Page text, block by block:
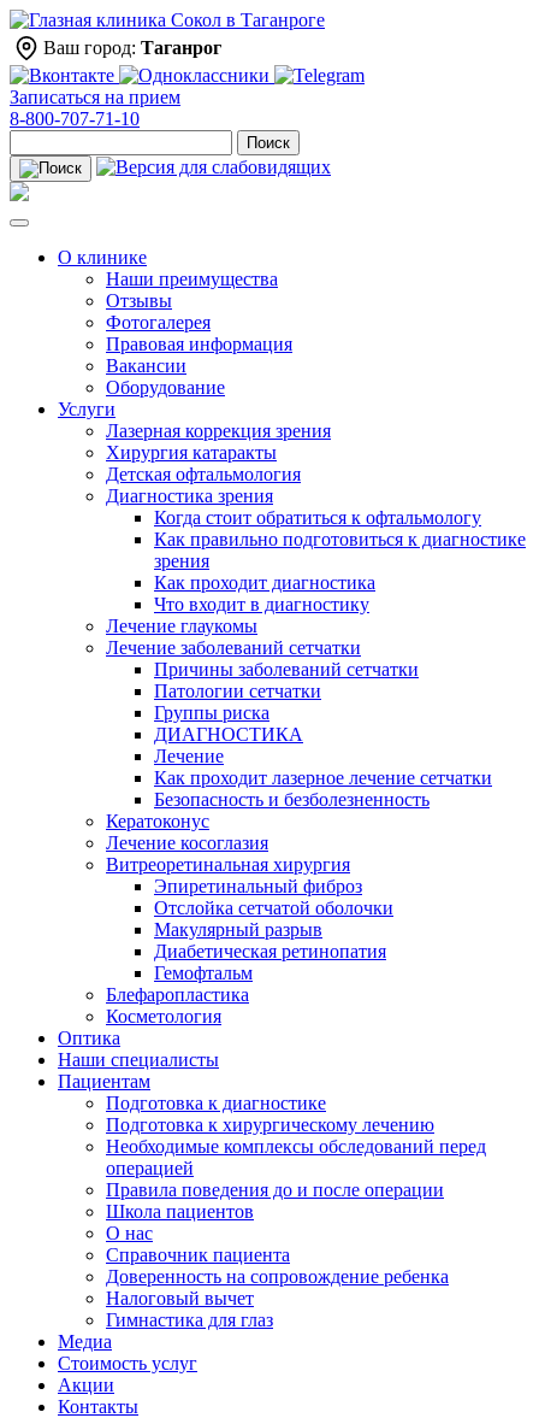
Ваш город: Таганрог
Записаться на прием
8-800-707-71-10
Поиск
О клинике
Наши преимущества
Отзывы
Фотогалерея
Правовая информация
Вакансии
Оборудование
Услуги
Лазерная коррекция зрения
Хирургия катаракты
Детская офтальмология
Диагностика зрения
Когда стоит обратиться к офтальмологу
Как правильно подготовиться к диагностике
зрения
Как проходит диагностика
Что входит в диагностику
Лечение глаукомы
Лечение заболеваний сетчатки
Причины заболеваний сетчатки
Патологии сетчатки
Группы риска
ДИАГНОСТИКА
Лечение
Как проходит лазерное лечение сетчатки
Безопасность и безболезненность
Кератоконус
Лечение косоглазия
Витреоретинальная хирургия
Эпиретинальный фиброз
Отслойка сетчатой оболочки
Макулярный разрыв
Диабетическая ретинопатия
Гемофтальм
Блефаропластика
Косметология
Оптика
Наши специалисты
Пациентам
Подготовка к диагностике
Подготовка к хирургическому лечению
Необходимые комплексы обследований перед
операцией
Правила поведения до и после операции
Школа пациентов
О нас
Справочник пациента
Доверенность на сопровождение ребенка
Налоговый вычет
Гимнастика для глаз
Медиа
Стоимость услуг
Акции
Контакты